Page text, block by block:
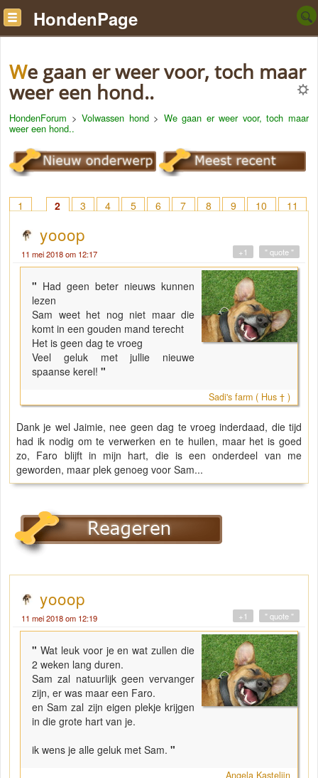
HondenPage
We gaan er weer voor, toch maar
weer een hond..
HondenForum >Volwassen hond> We gaan er weer voor, toch maar
weer een hond..
1 2 3 4 5 6 7 8 9 10
11
yooop
11 mei 2018 om 12:17 " quote "
+1
" Had geen beter nieuws kunnen
lezen
Sam weet het nog niet maar die
komt in een gouden mand terecht
Het is geen dag te vroeg
Veel geluk met jullie nieuwe
spaanse kerel! "
Sadi's farm ( Hus † )
Dank je wel Jaimie, nee geen dag te vroeg inderdaad, die tijd
had ik nodig om te verwerken en te huilen, maar het is goed
zo, Faro blijft in mijn hart, die is een onderdeel van me
geworden, maar plek genoeg voor Sam...
yooop
11 mei 2018 om 12:19 " quote "
+1
" Wat leuk voor je en wat zullen die
2 weken lang duren.
Sam zal natuurlijk geen vervanger
zijn, er was maar een Faro.
en Sam zal zijn eigen plekje krijgen
in die grote hart van je.
ik wens je alle geluk met Sam. "
Angela Kastelijn